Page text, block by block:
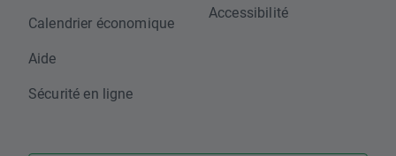
Calendrier économique
Aide
Sécurité en ligne
Accessibilité